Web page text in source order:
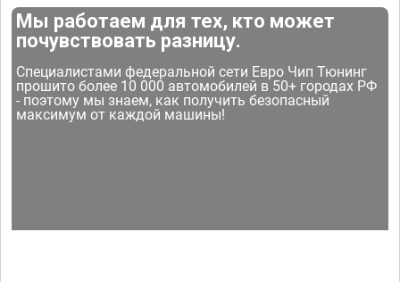
Мы работаем для тех, кто может
почувствовать разницу.
Специалистами федеральной сети Евро Чип Тюнинг
прошито более 10 000 автомобилей в 50+ городах РФ
- поэтому мы знаем, как получить безопасный
максимум от каждой машины!